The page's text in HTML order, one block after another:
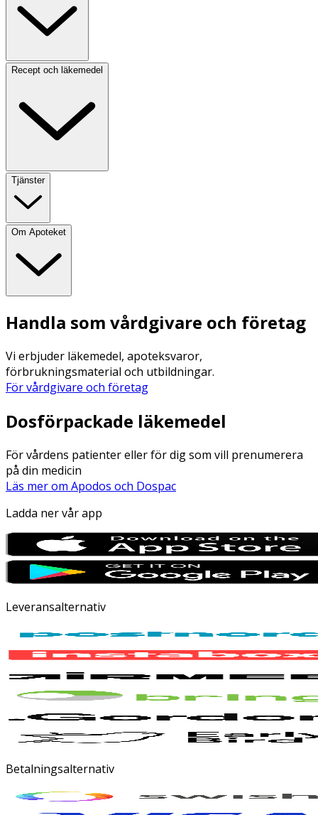
Recept och läkemedel
Tjänster
Om Apoteket
Handla som vårdgivare och företag
Vi erbjuder läkemedel, apoteksvaror,
förbrukningsmaterial och utbildningar.
För vårdgivare och företag
Dosförpackade läkemedel
För vårdens patienter eller för dig som vill prenumerera
på din medicin
Läs mer om Apodos och Dospac
Ladda ner vår app
Leveransalternativ
Betalningsalternativ